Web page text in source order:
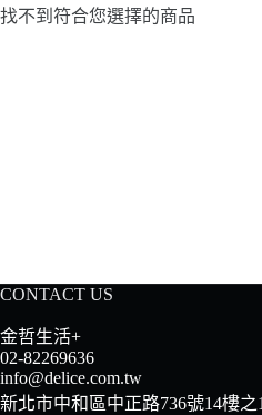
找不到符合您選擇的商品
CONTACT US
金哲生活+
02-82269636
info@delice.com.tw
新北市中和區中正路736號14樓之1